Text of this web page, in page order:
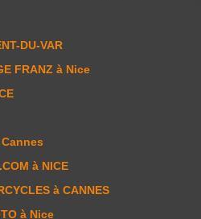
DU-VAR
FRANZ à Nice
à NICE
à CANNES
à Nice